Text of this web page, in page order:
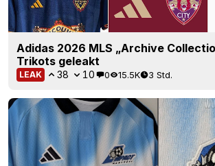
Adidas 2026 MLS „Archive
Trikots geleakt
LEAK 38 10 0 15.5K 3 Std.